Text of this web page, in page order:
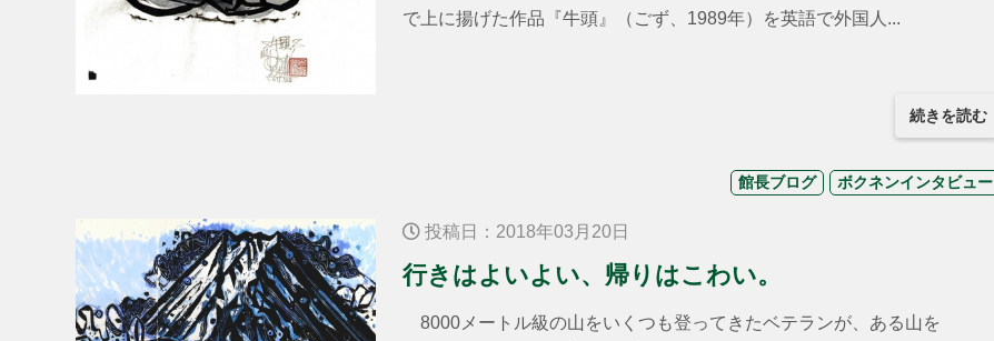
で上に揚げた作品『牛頭』（ごず、1989年）を英語で外国人...
続きを読む
館長ブログ ボクネンインタビュー
投稿日：2018年03月20日
行きはよいよい、帰りはこわい。
8000メートル級の山をいくつも登ってきたベテランが、ある山を